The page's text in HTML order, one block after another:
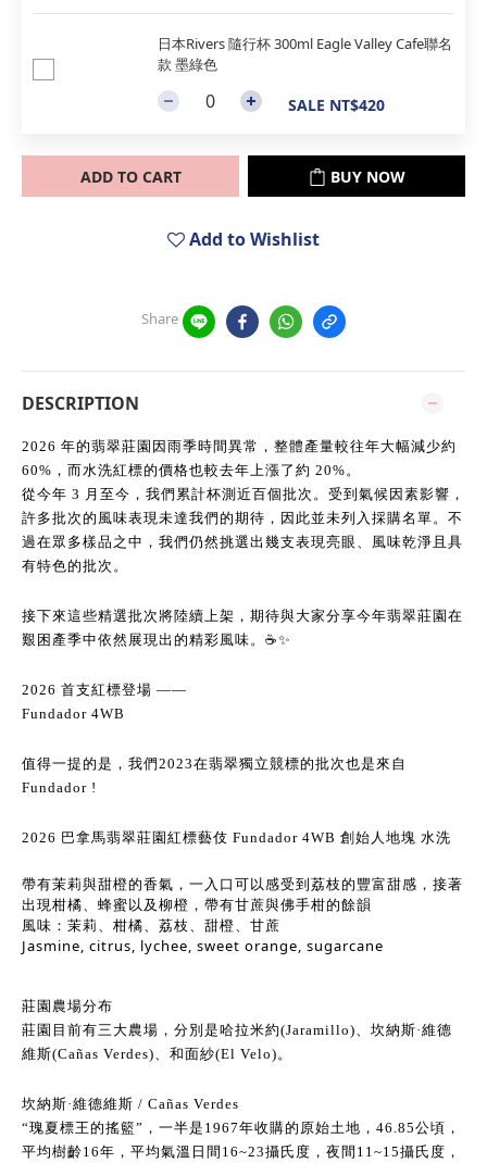
日本Rivers 隨行杯 300ml Eagle Valley Cafe聯名
款 墨綠色
SALE NT$420
ADD TO CART BUY NOW
Add to Wishlist
Share
DESCRIPTION
2026 年的翡翠莊園因雨季時間異常，整體產量較往年大幅減少約
60%，而水洗紅標的價格也較去年上漲了約 20%。
從今年 3 月至今，我們累計杯測近百個批次。受到氣候因素影響，
許多批次的風味表現未達我們的期待，因此並未列入採購名單。不
過在眾多樣品之中，我們仍然挑選出幾支表現亮眼、風味乾淨且具
有特色的批次。
接下來這些精選批次將陸續上架，期待與大家分享今年翡翠莊園在
艱困產季中依然展現出的精彩風味。☕️✨
2026 首支紅標登場 ——
Fundador 4WB
值得一提的是，我們2023在翡翠獨立競標的批次也是來自
Fundador !
2026 巴拿馬翡翠莊園紅標藝伎 Fundador 4WB 創始人地塊 水洗
帶有茉莉與甜橙的香氣，一入口可以感受到荔枝的豐富甜感，接著
出現柑橘、蜂蜜以及柳橙，帶有甘蔗與佛手柑的餘韻
風味：茉莉、柑橘、荔枝、甜橙、甘蔗
Jasmine, citrus, lychee, sweet orange, sugarcane
莊園農場分布
莊園目前有三大農場，分別是哈拉米約(Jaramillo)、坎納斯·維德
維斯(Cañas Verdes)、和面紗(El Velo)。
坎納斯·維德維斯 / Cañas Verdes
“瑰夏標王的搖籃”，一半是1967年收購的原始土地，46.85公頃，
平均樹齡16年，平均氣溫日間16~23攝氏度，夜間11~15攝氏度，